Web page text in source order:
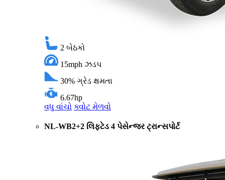
2 બેઠકો
15mph ઝડપ
30% ગ્રેડ ક્ષમતા
6.67hp
વધુ વાંચો ક્વોટ મેળવો
NL-WB2+2 લિફ્ટેડ 4 પેસેન્જર ટ્રાન્સપોર્ટ